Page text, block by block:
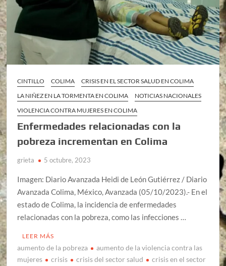
CINTILLO COLIMA
CRISIS EN EL SECTOR SALUD EN COLIMA
LA NIÑEZ EN LA TORMENTA EN COLIMA
NOTICIAS NACIONALES
VIOLENCIA CONTRA MUJERES EN COLIMA
Enfermedades relacionadas con la
pobreza incrementan en Colima
grieta 5 octubre, 2023
Imagen: Diario Avanzada Heidi de León Gutiérrez / Diario
Avanzada Colima, México, Avanzada (05/10/2023).- En el
estado de Colima, la incidencia de enfermedades
relacionadas con la pobreza, como las infecciones …
LEER MÁS
aumento de la pobreza
aumento de la violencia contra las
mujeres
crisis crisis del sector salud
crisis en el sector